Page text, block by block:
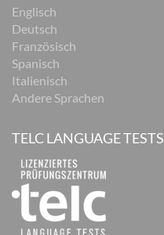
Englisch
Deutsch
Französisch
Spanisch
Italienisch
Andere Sprachen
TELC LANGUAGE TESTS